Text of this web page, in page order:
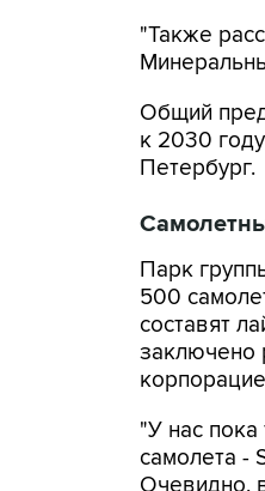
"Также
Общий
к 2030
Петербург.
Парк
500
составят
заключено
"У нас
самолета -